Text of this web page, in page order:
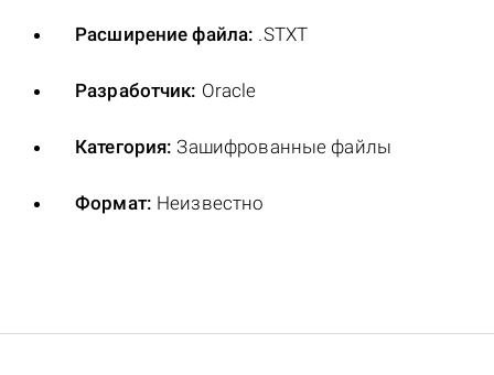
Расширение файла: .STXT
Разработчик: Oracle
Категория: Зашифрованные файлы
Формат: Неизвестно